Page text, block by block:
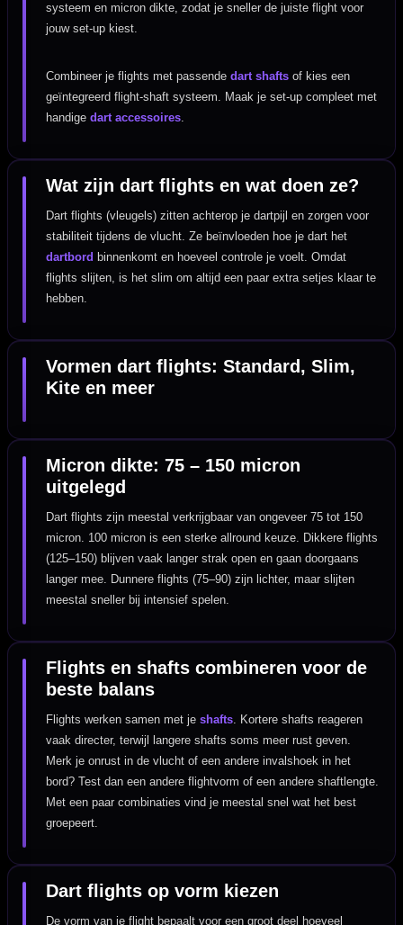
systeem en micron dikte, zodat je sneller de juiste flight voor
jouw set-up kiest.
Combineer je flights met passendedart shafts of kies een
geïntegreerd flight-shaft systeem. Maak je set-up compleet met
handigedart accessoires.
Wat zijn dart flights en wat doen ze?
Dart flights (vleugels) zitten achterop je dartpijl en zorgen voor
stabiliteit tijdens de vlucht. Ze beïnvloeden hoe je dart het
dartbord binnenkomt en hoeveel controle je voelt. Omdat
flights slijten, is het slim om altijd een paar extra setjes klaar te
hebben.
Vormen dart flights: Standard, Slim,
Kite en meer
Micron dikte: 75 – 150 micron
uitgelegd
Dart flights zijn meestal verkrijgbaar van ongeveer 75 tot 150
micron. 100 micron is een sterke allround keuze. Dikkere flights
(125–150) blijven vaak langer strak open en gaan doorgaans
langer mee. Dunnere flights (75–90) zijn lichter, maar slijten
meestal sneller bij intensief spelen.
Flights en shafts combineren voor de
beste balans
Flights werken samen met jeshafts. Kortere shafts reageren
vaak directer, terwijl langere shafts soms meer rust geven.
Merk je onrust in de vlucht of een andere invalshoek in het
bord? Test dan een andere flightvorm of een andere shaftlengte.
Met een paar combinaties vind je meestal snel wat het best
groepeert.
Dart flights op vorm kiezen
De vorm van je flight bepaalt voor een groot deel hoeveel